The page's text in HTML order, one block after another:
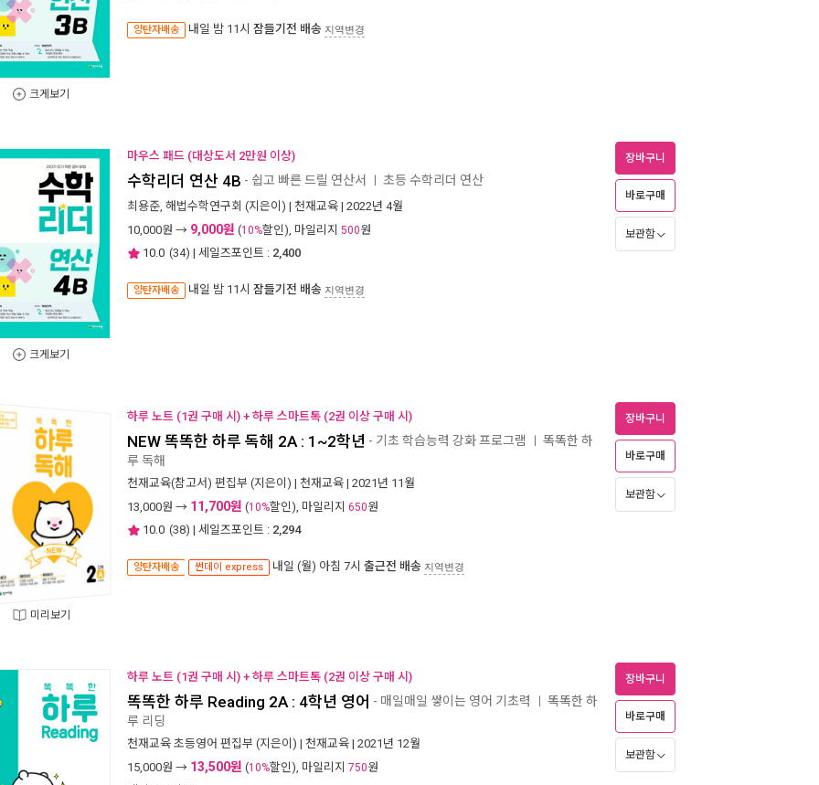
크게보기
양탄자배송 내일 밤 11시 잠들기전 배송 지역변경
크게보기
마우스 패드 (대상도서 2만원 이상)
수학리더 연산 4B - 쉽고 빠른 드릴 연산서 초등 수학리더 연산
최용준, 해법수학연구회 (지은이) | 천재교육 | 2022년 4월
10,000원 → 9,000원 (10%할인), 마일리지 500원
10.0 (34) | 세일즈포인트 : 2,400
양탄자배송 내일 밤 11시 잠들기전 배송 지역변경
장바구니
바로구매
보관함
미리보기
하루 노트 (1권 구매 시) + 하루 스마트톡 (2권 이상 구매 시)
NEW 똑똑한 하루 독해 2A : 1~2학년 - 기초 학습능력 강화 프로그램 똑똑한 하
루 독해
천재교육(참고서) 편집부 (지은이) | 천재교육 | 2021년 11월
13,000원 → 11,700원 (10%할인), 마일리지 650원
10.0 (38) | 세일즈포인트 : 2,294
양탄자배송 썬데이 express 내일 (월) 아침 7시 출근전 배송 지역변경
장바구니
바로구매
보관함
하루 노트 (1권 구매 시) + 하루 스마트톡 (2권 이상 구매 시)
똑똑한 하루 Reading 2A : 4학년 영어 - 매일매일 쌓이는 영어 기초력 똑똑한 하
루 리딩
천재교육 초등영어 편집부 (지은이) | 천재교육 | 2021년 12월
15,000원 → 13,500원 (10%할인), 마일리지 750원
장바구니
바로구매
보관함